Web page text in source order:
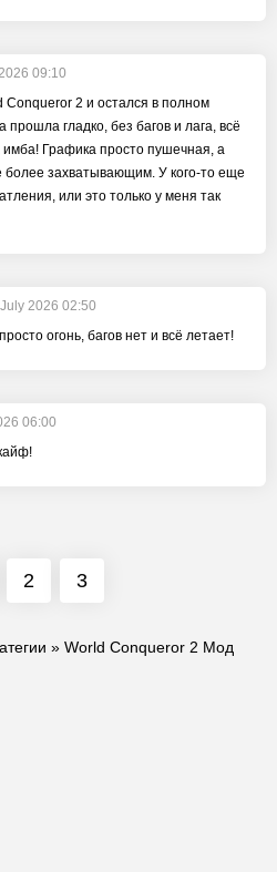
09:10
Conqueror 2 и остался в полном
прошла гладко, без багов и лага, всё
имба! Графика просто пушечная, а
более захватывающим. У кого-то еще
или это только у меня так
2026 02:50
огонь, багов нет и всё летает!
06:00
2 3
» World Conqueror 2 Мод